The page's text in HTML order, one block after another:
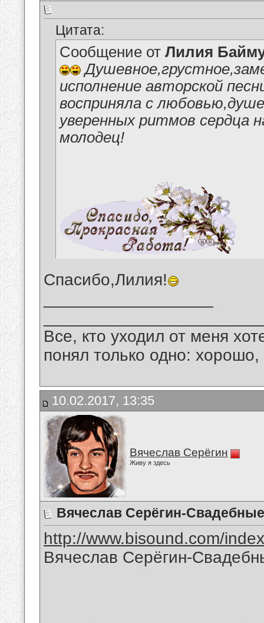
Цитата:
Сообщение от Лилия
исполнение авторской
восприняла с
уверенных ритмов сердца
молодец!
Спасибо,Лилия!
Все, кто уходил от меня
понял только одно:
10.02.2017, 13:35
Вячеслав Серёгин
Живу я здесь
Вячеслав Серёгин-
http://www.bisound.com/
Вячеслав Серёгин-